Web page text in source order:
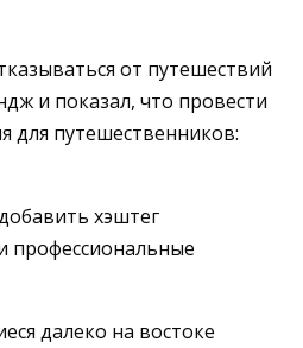
от путешествий
и показал, что провести
для путешественников:
хэштег
профессиональные
далеко на востоке